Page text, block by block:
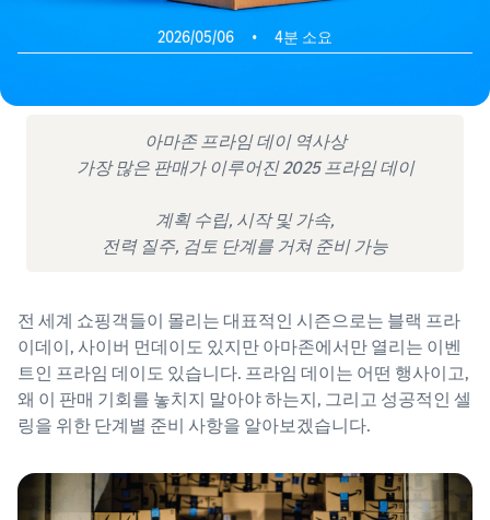
2026/05/06 • 4분 소요
아마존 프라임 데이 역사상
가장 많은 판매가 이루어진 2025 프라임 데이
계획 수립, 시작 및 가속,
전력 질주, 검토 단계를 거쳐 준비 가능
전 세계 쇼핑객들이 몰리는 대표적인 시즌으로는 블랙 프라
이데이, 사이버 먼데이도 있지만 아마존에서만 열리는 이벤
트인 프라임 데이도 있습니다. 프라임 데이는 어떤 행사이고,
왜 이 판매 기회를 놓치지 말아야 하는지, 그리고 성공적인 셀
링을 위한 단계별 준비 사항을 알아보겠습니다.